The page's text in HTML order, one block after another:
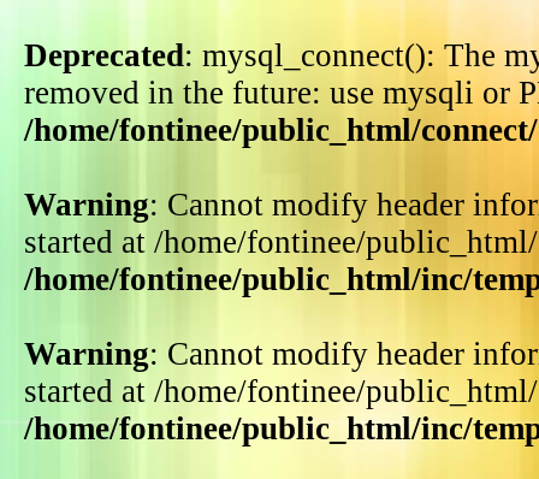
Deprecated: mysql_connect(): The
removed in the future: use mysqli or
/home/fontinee/public_html/
Warning: Cannot modify header
started at /home/fontinee/
/home/fontinee/public_html/inc/
Warning: Cannot modify header
started at /home/fontinee/
/home/fontinee/public_html/inc/